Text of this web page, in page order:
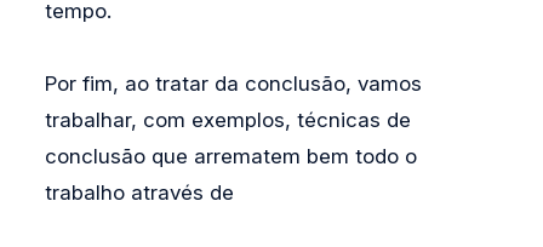
tempo.
Por fim, ao tratar da conclusão, vamos
trabalhar, com exemplos, técnicas de
conclusão que arrematem bem todo o
trabalho através de